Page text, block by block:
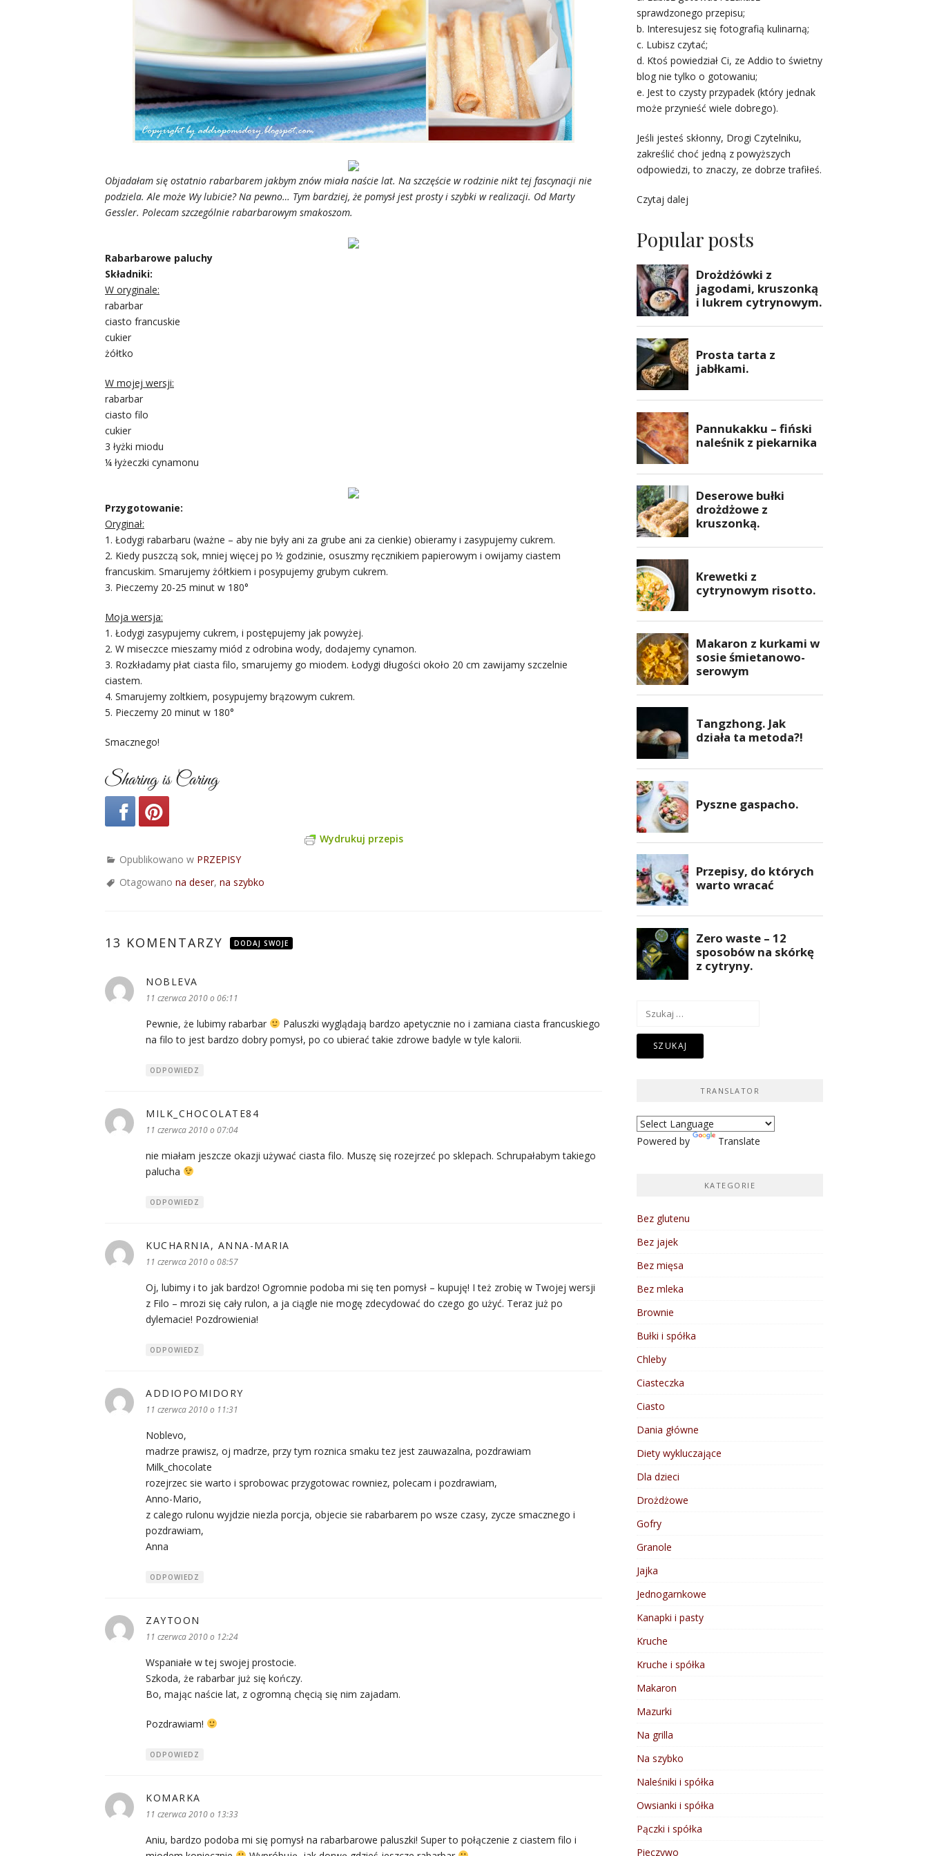
Objadałam się ostatnio rabarbarem jakbym znów miała naście lat. Na szczęście w rodzinie nikt tej fascynacji nie
podziela. Ale może Wy lubicie? Na pewno… Tym bardziej, że pomysł jest prosty i szybki w realizacji. Od Marty
Gessler. Polecam szczególnie rabarbarowym smakoszom.
Rabarbarowe paluchy
Składniki:
W oryginale:
rabarbar
ciasto francuskie
cukier
żółtko
W mojej wersji:
rabarbar
ciasto filo
cukier
3 łyżki miodu
¼ łyżeczki cynamonu
Przygotowanie:
Oryginał:
1. Łodygi rabarbaru (ważne – aby nie były ani za grube ani za cienkie) obieramy i zasypujemy cukrem.
2. Kiedy puszczą sok, mniej więcej po ½ godzinie, osuszmy ręcznikiem papierowym i owijamy ciastem
francuskim. Smarujemy żółtkiem i posypujemy grubym cukrem.
3. Pieczemy 20-25 minut w 180°
Moja wersja:
1. Łodygi zasypujemy cukrem, i postępujemy jak powyżej.
2. W miseczce mieszamy miód z odrobina wody, dodajemy cynamon.
3. Rozkładamy płat ciasta filo, smarujemy go miodem. Łodygi długości około 20 cm zawijamy szczelnie
ciastem.
4. Smarujemy zoltkiem, posypujemy brązowym cukrem.
5. Pieczemy 20 minut w 180°
Smacznego!
Sharing is Caring
Wydrukuj przepis
Opublikowano w PRZEPISY
Otagowano na deser, na szybko
13 KOMENTARZY DODAJ SWOJE
NOBLEVA
11 czerwca 2010 o 06:11
Pewnie, że lubimy rabarbar
Paluszki wyglądają bardzo apetycznie no i zamiana ciasta francuskiego
na filo to jest bardzo dobry pomysł, po co ubierać takie zdrowe badyle w tyle kalorii.
ODPOWIEDZ
MILK_CHOCOLATE84
11 czerwca 2010 o 07:04
nie miałam jeszcze okazji używać ciasta filo. Muszę się rozejrzeć po sklepach. Schrupałabym takiego
palucha
ODPOWIEDZ
KUCHARNIA, ANNA-MARIA
11 czerwca 2010 o 08:57
Oj, lubimy i to jak bardzo! Ogromnie podoba mi się ten pomysł – kupuję! I też zrobię w Twojej wersji
z Filo – mrozi się cały rulon, a ja ciągle nie mogę zdecydować do czego go użyć. Teraz już po
dylemacie! Pozdrowienia!
ODPOWIEDZ
ADDIOPOMIDORY
11 czerwca 2010 o 11:31
Noblevo,
madrze prawisz, oj madrze, przy tym roznica smaku tez jest zauwazalna, pozdrawiam
Milk_chocolate
rozejrzec sie warto i sprobowac przygotowac rowniez, polecam i pozdrawiam,
Anno-Mario,
z calego rulonu wyjdzie niezla porcja, objecie sie rabarbarem po wsze czasy, zycze smacznego i
pozdrawiam,
Anna
ODPOWIEDZ
ZAYTOON
11 czerwca 2010 o 12:24
Wspaniałe w tej swojej prostocie.
Szkoda, że rabarbar już się kończy.
Bo, mając naście lat, z ogromną chęcią się nim zajadam.
Pozdrawiam!
ODPOWIEDZ
KOMARKA
11 czerwca 2010 o 13:33
Aniu, bardzo podoba mi się pomysł na rabarbarowe paluszki! Super to połączenie z ciastem filo i
sprawdzonego przepisu;
b. Interesujesz się fotografią kulinarną;
c. Lubisz czytać;
d. Ktoś powiedział Ci, ze Addio to świetny
blog nie tylko o gotowaniu;
e. Jest to czysty przypadek (który jednak
może przynieść wiele dobrego).
Jeśli jesteś skłonny, Drogi Czytelniku,
zakreślić choć jedną z powyższych
odpowiedzi, to znaczy, ze dobrze trafiłeś.
Czytaj dalej
Popular posts
Szukaj:
TRANSLATOR
Powered by Translate
KATEGORIE
Bez glutenu
Bez jajek
Bez mięsa
Bez mleka
Brownie
Bułki i spółka
Chleby
Ciasteczka
Ciasto
Dania główne
Diety wykluczające
Dla dzieci
Drożdżowe
Gofry
Granole
Jajka
Jednogarnkowe
Kanapki i pasty
Kruche
Kruche i spółka
Makaron
Mazurki
Na grilla
Na szybko
Naleśniki i spółka
Owsianki i spółka
Pączki i spółka
Pieczywo